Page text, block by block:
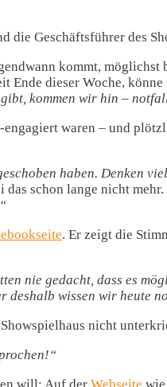
die Geschäftsführer des
kommt,
Ende dieser Woche,
kommen wir hin –
waren – und
haben. Denken
das schon lange nicht mehr.
. Er zeigt die
nie gedacht, dass es
wissen wir heute
nicht